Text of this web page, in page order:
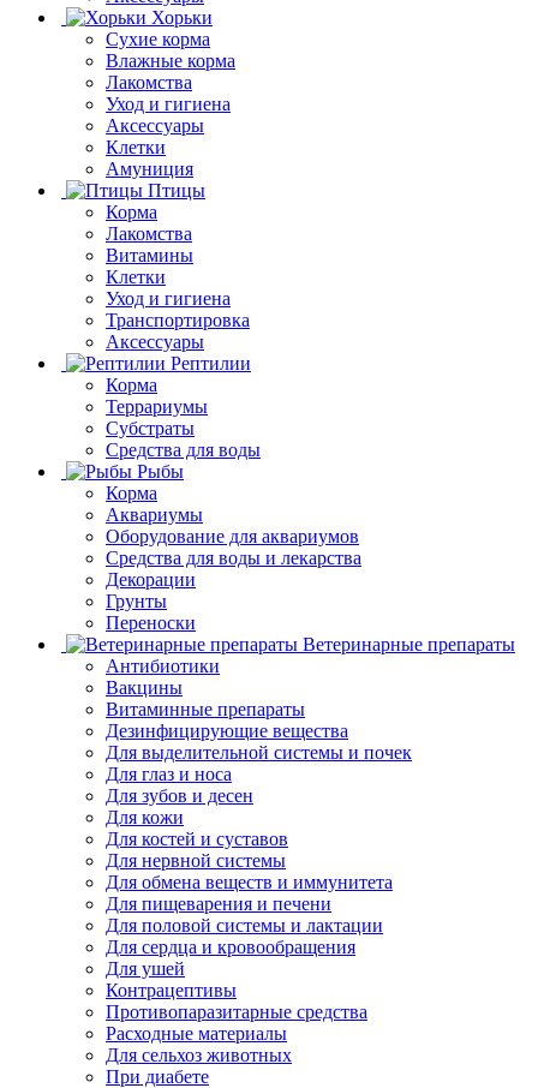
Хорьки
Сухие корма
Влажные корма
Лакомства
Уход и гигиена
Аксессуары
Клетки
Амуниция
Птицы
Корма
Лакомства
Витамины
Клетки
Уход и гигиена
Транспортировка
Аксессуары
Рептилии
Корма
Террариумы
Субстраты
Средства для воды
Рыбы
Корма
Аквариумы
Оборудование для аквариумов
Средства для воды и лекарства
Декорации
Грунты
Переноски
Ветеринарные препараты
Антибиотики
Вакцины
Витаминные препараты
Дезинфицирующие вещества
Для выделительной системы и почек
Для глаз и носа
Для зубов и десен
Для кожи
Для костей и суставов
Для нервной системы
Для обмена веществ и иммунитета
Для пищеварения и печени
Для половой системы и лактации
Для сердца и кровообращения
Для ушей
Контрацептивы
Противопаразитарные средства
Расходные материалы
Для сельхоз животных
При диабете